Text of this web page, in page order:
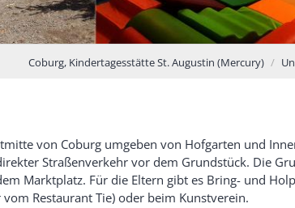
Coburg, Kindertagesstätte St. Augustin (Mercury)
von Coburg umgeben von Hofgarten und
Straßenverkehr vor dem Grundstück. Die
Marktplatz. Für die Eltern gibt es Bring- und
Restaurant Tie) oder beim Kunstverein.